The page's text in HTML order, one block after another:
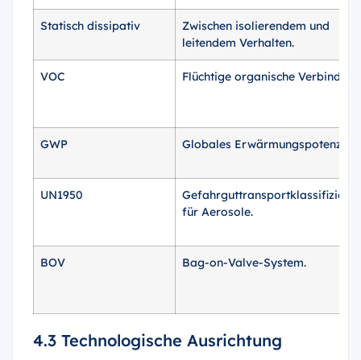
Statisch dissipativ
Zwischen isolierendem und
leitendem Verhalten.
VOC Flüchtige organische
GWP Globales Erwärmungspotenzial.
UN1950
für Aerosole.
BOV Bag-on-Valve-System.
4.3 Technologische Ausrichtung